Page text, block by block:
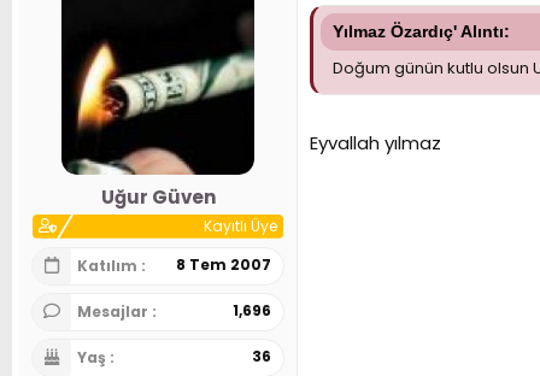
Uğur Güven
Kayıtlı Üye
Katılım
8 Tem 2007
Mesajlar 1,696
Yaş 36
Yılmaz Özardıç' Alıntı:
Doğum günün kutlu olsun
Eyvallah yılmaz